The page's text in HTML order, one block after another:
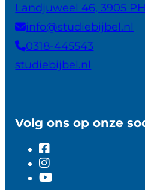
Landjuweel 46, 3905
info@studiebijbel.nl
0318-445543
studiebijbel.nl
Volg ons op onze